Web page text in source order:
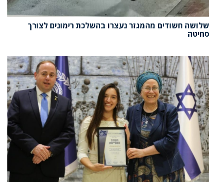
שלושה חשודים מהמגזר נעצרו בהשלכת רימונים לצורך
סחיטה